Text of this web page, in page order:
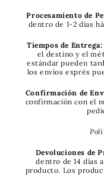
Procesamiento de
dentro de 1-2 días
Tiempos de Entrega:
el destino y el
estándar pueden
los envíos exprés
Confirmación de
confirmación con el
Devoluciones de
dentro de 14 días
producto. Los